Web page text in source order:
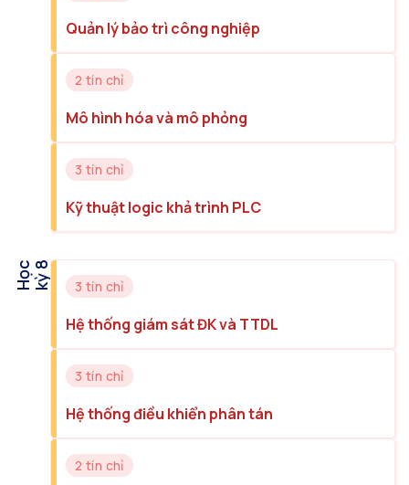
Quản lý bảo trì công nghiệp
2 tín chỉ
Mô hình hóa và mô phỏng
3 tín chỉ
Kỹ thuật logic khả trình PLC
H
ọ
c
k
ỳ8 3 tín chỉ
Hệ thống giám sát ĐK và TTDL
3 tín chỉ
Hệ thống điều khiển phân tán
2 tín chỉ